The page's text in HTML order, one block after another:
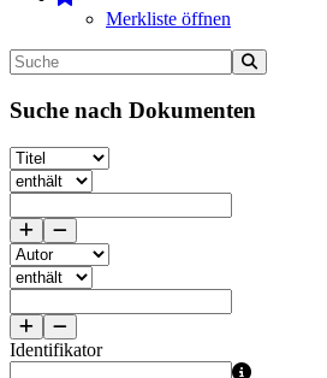
Merkliste öffnen
Suche nach Dokumenten
Identifikator